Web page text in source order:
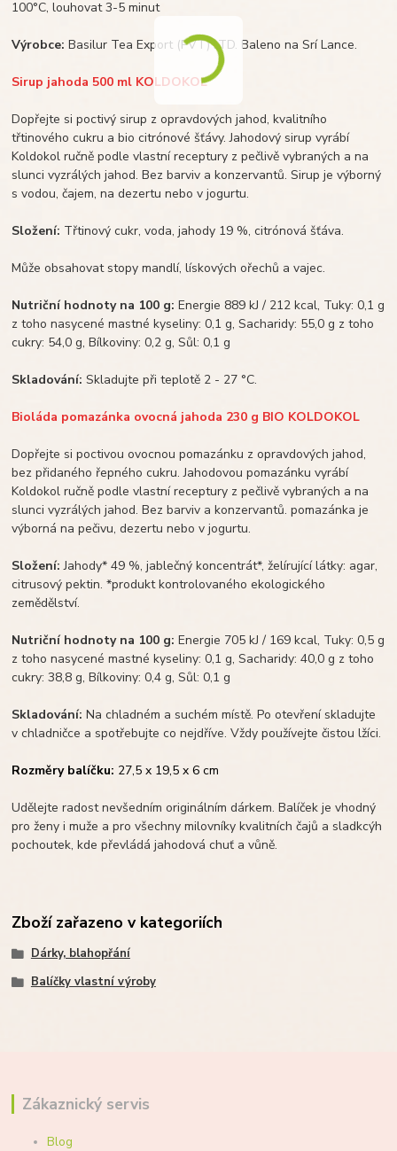
100°C, louhovat 3-5 minut
Výrobce: Basilur Tea Export (PVT) LTD. Baleno na Srí Lance.
Sirup jahoda 500 ml KOLDOKOL
Dopřejte si poctivý sirup z opravdových jahod, kvalitního
třtinového cukru a bio citrónové šťávy. Jahodový sirup vyrábí
Koldokol ručně podle vlastní receptury z pečlivě vybraných a na
slunci vyzrálých jahod. Bez barviv a konzervantů. Sirup je výborný
s vodou, čajem, na dezertu nebo v jogurtu.
Složení: Třtinový cukr, voda, jahody 19 %, citrónová šťáva.
Může obsahovat stopy mandlí, lískových ořechů a vajec.
Nutriční hodnoty na 100 g: Energie 889 kJ / 212 kcal, Tuky: 0,1 g
z toho nasycené mastné kyseliny: 0,1 g, Sacharidy: 55,0 g z toho
cukry: 54,0 g, Bílkoviny: 0,2 g, Sůl: 0,1 g
Skladování: Skladujte při teplotě 2 - 27 °C.
Bioláda pomazánka ovocná jahoda 230 g BIO KOLDOKOL
Dopřejte si poctivou ovocnou pomazánku z opravdových jahod,
bez přidaného řepného cukru. Jahodovou pomazánku vyrábí
Koldokol ručně podle vlastní receptury z pečlivě vybraných a na
slunci vyzrálých jahod. Bez barviv a konzervantů. pomazánka je
výborná na pečivu, dezertu nebo v jogurtu.
Složení: Jahody* 49 %, jablečný koncentrát*, želírující látky: agar,
citrusový pektin. *produkt kontrolovaného ekologického
zemědělství.
Nutriční hodnoty na 100 g: Energie 705 kJ / 169 kcal, Tuky: 0,5 g
z toho nasycené mastné kyseliny: 0,1 g, Sacharidy: 40,0 g z toho
cukry: 38,8 g, Bílkoviny: 0,4 g, Sůl: 0,1 g
Skladování: Na chladném a suchém místě. Po otevření skladujte
v chladničce a spotřebujte co nejdříve. Vždy používejte čistou lžíci.
Rozměry balíčku: 27,5 x 19,5 x 6 cm
Udělejte radost nevšedním originálním dárkem. Balíček je vhodný
pro ženy i muže a pro všechny milovníky kvalitních čajů a sladkcýh
pochoutek, kde převládá jahodová chuť a vůně.
Zboží zařazeno v kategoriích
Dárky, blahopřání
Balíčky vlastní výroby
Zákaznický servis
Blog